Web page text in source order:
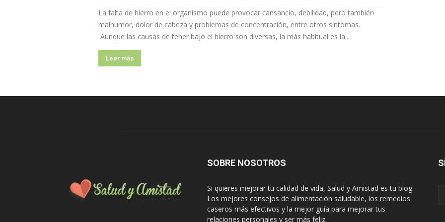
La falta de hierro en el organismo puede provocar cansancio, debilidad, pero también
malhumor, dolor de cabeza y problemas de concentración, entre otros síntomas.
Aunque las causas de tener bajo el hierro son diversas, la más habitual es la...
Leer más
SOBRE NOSOTROS
Si quieres mejorar tu calidad de vida, Salud y Amistad es tu blog.
Los mejores consejos de alimentación saludable, los remedios
caseros más efectivos y la mejor guía para mejorar tus
relaciones personales y ser más feliz.